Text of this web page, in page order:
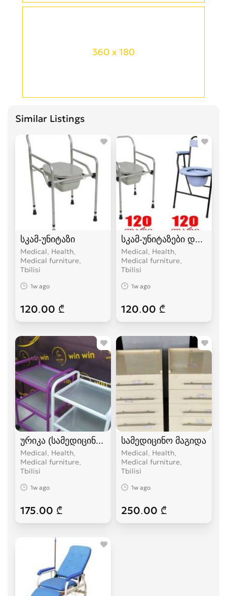
360 x 180
Similar Listings
სკამ-უნიტაზი
Medical, Health,
Medical furniture
Tbilisi
1w ago
120.00 ₾
სკამ-უნიტაზები და
Medical, Health,
Medical furniture
Tbilisi
1w ago
120.00 ₾
ურიკა (სამედიცინო, კოსმეტოლოგიური)
Medical, Health,
Medical furniture
Tbilisi
1w ago
175.00 ₾
სამედიცინო მაგიდა
Medical, Health,
Medical furniture
Tbilisi
1w ago
250.00 ₾